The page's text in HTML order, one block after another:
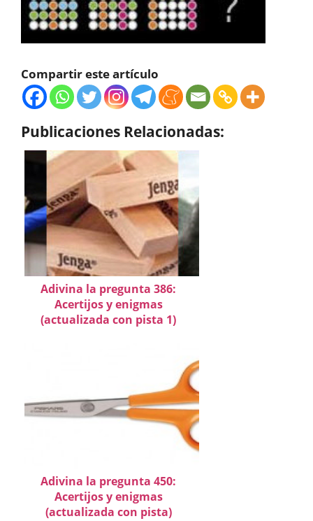
Compartir este artículo
Publicaciones Relacionadas:
Adivina la pregunta 386:
Acertijos y enigmas
(actualizada con pista 1)
Adivina la pregunta 450:
Acertijos y enigmas
(actualizada con pista)